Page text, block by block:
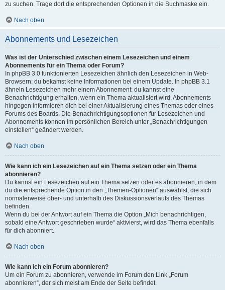
zu suchen. Trage dort die entsprechenden Optionen in die Suchmaske ein.
Nach oben
Abonnements und Lesezeichen
Was ist der Unterschied zwischen einem Lesezeichen und einem
Abonnements für ein Thema oder Forum?
In phpBB 3.0 funktionierten Lesezeichen ähnlich den Lesezeichen in Web-
Browsern: du bekamst keine Informationen bei einem Update. In phpBB 3.1
ähneln Lesezeichen mehr einem Abonnement: du kannst eine
Benachrichtigung erhalten, wenn ein Thema aktualisiert wird. Abonnements
hingegen informieren dich bei einer Aktualisierung eines Themas oder eines
Forums des Boards. Die Benachrichtigungsoptionen für Lesezeichen und
Abonnements können im persönlichen Bereich unter „Benachrichtigungen
einstellen“ geändert werden.
Nach oben
Wie kann ich ein Lesezeichen auf ein Thema setzen oder ein Thema
abonnieren?
Du kannst ein Lesezeichen auf ein Thema setzen oder es abonnieren, in dem
du die entsprechende Option in den „Themen-Optionen“ auswählst, die sich
normalerweise ober- und unterhalb des Diskussionsverlaufs des Themas
befinden.
Wenn du bei der Antwort auf ein Thema die Option „Mich benachrichtigen,
sobald eine Antwort geschrieben wurde“ aktivierst, wird das Thema ebenfalls
für dich abonniert.
Nach oben
Wie kann ich ein Forum abonnieren?
Um ein Forum zu abonnieren, verwende im Forum den Link „Forum
abonnieren“, der sich meist am Ende der Seite befindet.